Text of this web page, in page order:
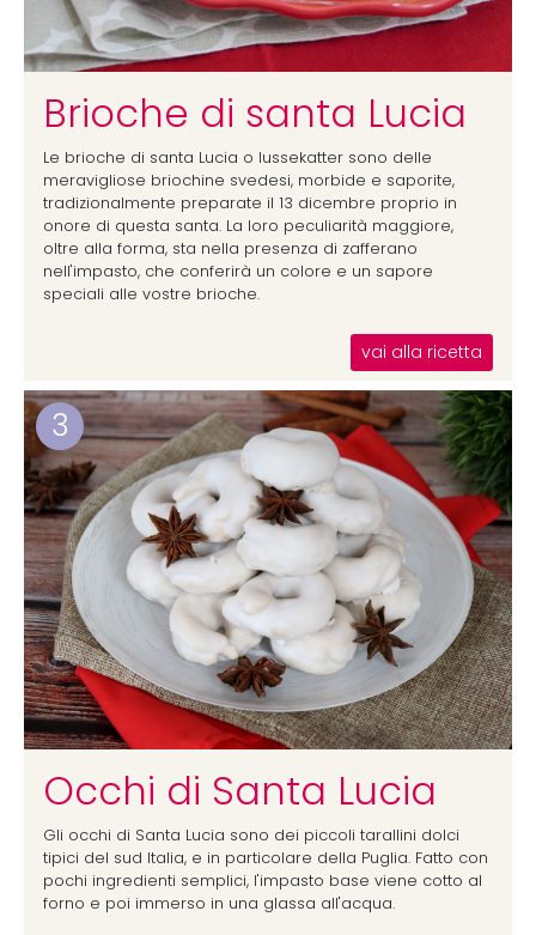
Brioche di santa Lucia
Le brioche di santa Lucia o lussekatter sono delle
meravigliose briochine svedesi, morbide e saporite,
tradizionalmente preparate il 13 dicembre proprio in
onore di questa santa. La loro peculiarità maggiore,
oltre alla forma, sta nella presenza di zafferano
nell'impasto, che conferirà un colore e un sapore
speciali alle vostre brioche.
vai alla ricetta
3
Occhi di Santa Lucia
Gli occhi di Santa Lucia sono dei piccoli tarallini dolci
tipici del sud Italia, e in particolare della Puglia. Fatto con
pochi ingredienti semplici, l'impasto base viene cotto al
forno e poi immerso in una glassa all'acqua.